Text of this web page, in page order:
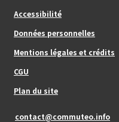
Footer_center
Accessibilité
Données personnelles
Mentions légales et crédits
CGU
Plan du site
contact@commuteo.info